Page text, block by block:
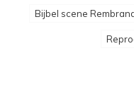
Bijbel scene